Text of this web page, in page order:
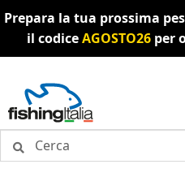
Prepara la tua prossima
il codiceAGOSTO26per
alla
navigazione
al
contenuto